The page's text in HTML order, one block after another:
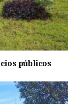
públicos